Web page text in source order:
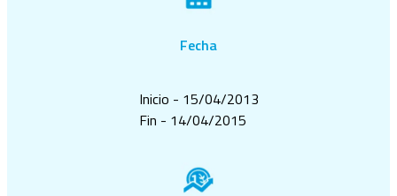
Fecha
Inicio - 15/04/2013
Fin - 14/04/2015